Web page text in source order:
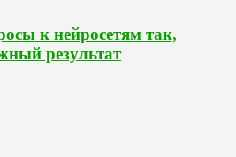
к нейросетям так,
результат